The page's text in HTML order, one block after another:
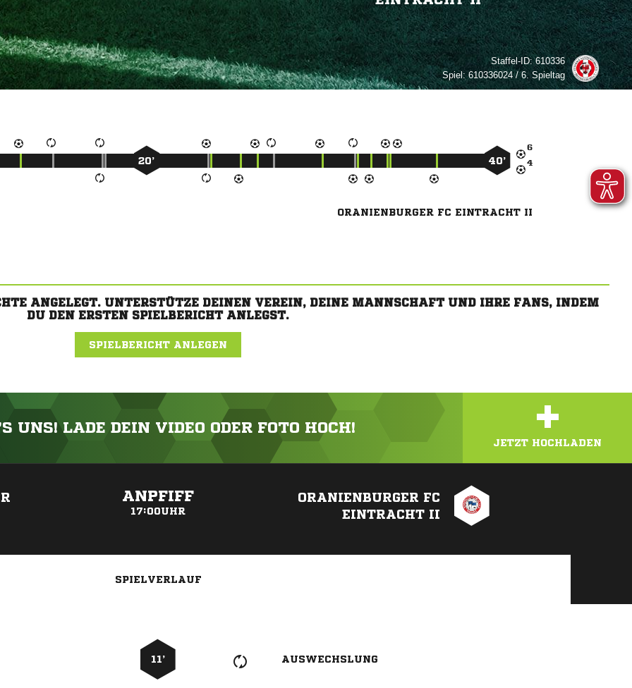
Staffel-ID:610336
Spiel:610336024 / 6. Spieltag


20’ 40’
ORANIENBURGER FC EINTRACHT II
ANGELEGT. UNTERSTÜTZE DEINEN VEREIN, DEINE MANNSCHAFT UND IHRE FANS, INDEM
DU DEN ERSTEN SPIELBERICHT ANLEGST.
SPIELBERICHT ANLEGEN
UNS! LADE DEIN VIDEO ODER FOTO HOCH! +
JETZT HOCHLADEN
ANPFIFF
17:00UHR
ORANIENBURGER FC
EINTRACHT II
SPIELVERLAUF
11’ AUSWECHSLUNG